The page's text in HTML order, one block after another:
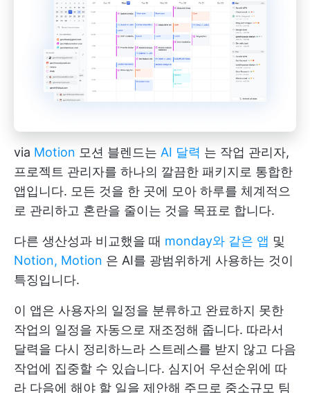
via Motion 모션 블렌드는 AI 달력 는 작업 관리자,
프로젝트 관리자를 하나의 깔끔한 패키지로 통합한
앱입니다. 모든 것을 한 곳에 모아 하루를 체계적으
로 관리하고 혼란을 줄이는 것을 목표로 합니다.
다른 생산성과 비교했을 때 monday와 같은 앱 및
Notion, Motion 은 AI를 광범위하게 사용하는 것이
특징입니다.
이 앱은 사용자의 일정을 분류하고 완료하지 못한
작업의 일정을 자동으로 재조정해 줍니다. 따라서
달력을 다시 정리하느라 스트레스를 받지 않고 다음
작업에 집중할 수 있습니다. 심지어 우선순위에 따
라 다음에 해야 할 일을 제안해 주므로 중소규모 팀